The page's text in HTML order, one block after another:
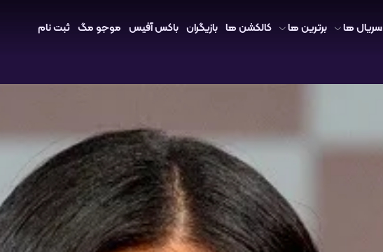
سریال ها برترین ها کالکشن ها بازیگران باکس آفیس موجو مگ ثبت نام